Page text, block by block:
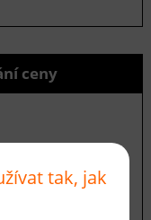
ceny
tak, jak